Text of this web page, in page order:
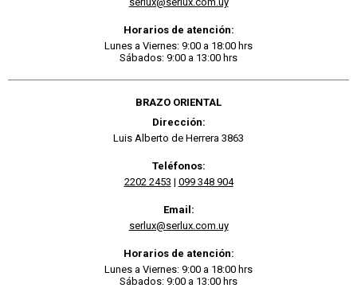
Horarios de atención:
Lunes a Viernes: 9:00 a 18:00 hrs
Sábados: 9:00 a 13:00 hrs
BRAZO ORIENTAL
Dirección:
Luis Alberto de Herrera 3863
Teléfonos:
2202 2453 | 099 348 904
Email:
serlux@serlux.com.uy
Horarios de atención:
Lunes a Viernes: 9:00 a 18:00 hrs
Sábados: 9:00 a 13:00 hrs